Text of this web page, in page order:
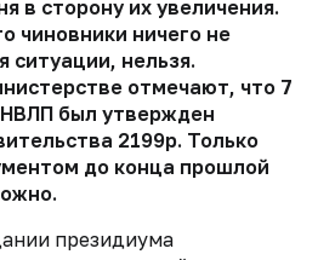
в сторону их увеличения.
чиновники ничего не
ситуации, нельзя.
отмечают, что 7
был утвержден
2199р. Только
до конца прошлой
президиума